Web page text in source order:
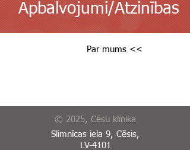
Apbalvojumi/Atzinības
Par mums <<
© 2025, Cēsu klīnika
Slimnīcas iela 9, Cēsis,
LV-4101